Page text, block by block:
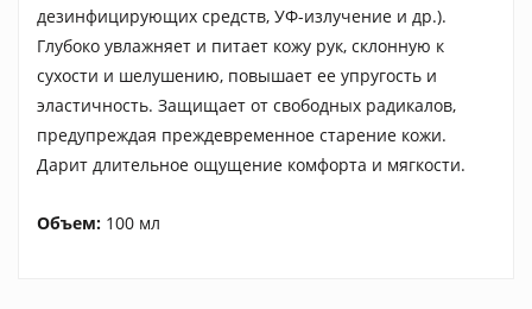
дезинфицирующих средств, УФ-излучение и др.).
Глубоко увлажняет и питает кожу рук, склонную к
сухости и шелушению, повышает ее упругость и
эластичность. Защищает от свободных радикалов,
предупреждая преждевременное старение кожи.
Дарит длительное ощущение комфорта и мягкости.
Объем: 100 мл